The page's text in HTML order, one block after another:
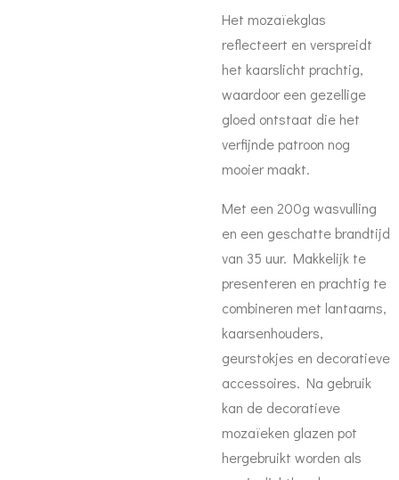
Het mozaïekglas
reflecteert en verspreidt
het kaarslicht prachtig,
waardoor een gezellige
gloed ontstaat die het
verfijnde patroon nog
mooier maakt.
Met een 200g wasvulling
en een geschatte brandtijd
van 35 uur. Makkelijk te
presenteren en prachtig te
combineren met lantaarns,
kaarsenhouders,
geurstokjes en decoratieve
accessoires. Na gebruik
kan de decoratieve
mozaïeken glazen pot
hergebruikt worden als